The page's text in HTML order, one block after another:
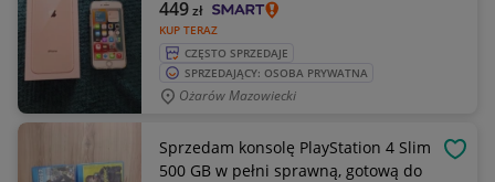
KUP TERAZ
449zł
CZĘSTO SPRZEDAJE
SPRZEDAJĄCY: OSOBA PRYWATNA
Ożarów Mazowiecki
Sprzedam konsolę PlayStation 4 Slim
500 GB w pełni sprawną, gotową do